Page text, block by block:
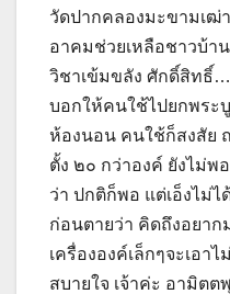
วัดปากคลองมะขามเฒ่
อาคมช่วยเหลือชาวบ้า
วิชาเข้มขลัง ศักดิ์สิทธิ์
บอกให้คนใช้ไปยกพระ
ห้องนอน คนใช้ก็สงสัย
ตั้ง ๒๐ กว่าองค์ ยังไม่พ
ว่า ปกติก็พอ แต่เอ็งไม่
ก่อนตายว่า คิดถึงอยาก
เครื่ององค์เล็กๆจะเอา
สบายใจ เจ้าค่ะ อามิตต